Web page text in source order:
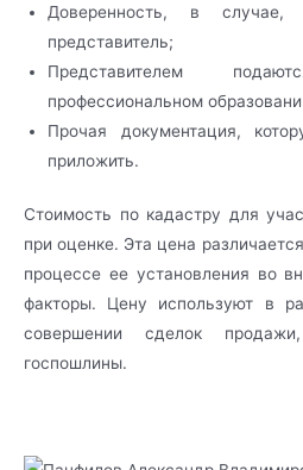
Доверенность, в случае,
представитель;
Представителем
профессиональном
Прочая документация,
приложить.
Стоимость по кадастру для
при оценке. Эта цена
процессе ее установления во
факторы. Цену используют в
совершении сделок
госпошлины.